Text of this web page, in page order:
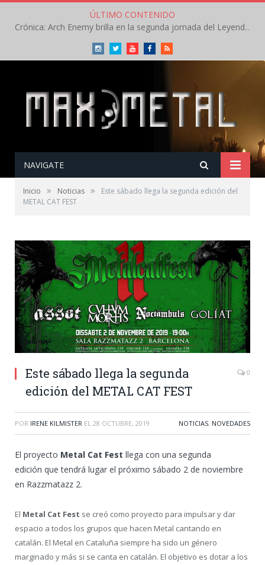
ÚLTIMO CONTENIDO
Crónica: Arch Enemy brilla en la segunda jornada del Leyendas del Rock – Jueves – Agosto 2026
InstagramTwitterYoutubeFacebookRSS
NAVIGATE
Inicio » Noticias »
Este sábado llega la segunda edición del
METAL CAT FEST
Este sábado llega la segunda
edición del METAL CAT FEST
0
POR IRENE KILMISTER EL 28 OCTUBRE, 2019 NOTICIAS, NOVEDADES
El proyecto Metal Cat Fest llega con una segunda
edición que tendrá lugar el próximo sábado 2 de noviembre
en Razzmatazz 2.
El Metal Cat Fest se creó como proyecto para impulsar y dar
espacio a todos los grupos que hacen Metal cantando en
catalán. El Metal en Cataluña siempre ha sido un género
marginado y más si se canta en catalán. El objetivo es dotar a los